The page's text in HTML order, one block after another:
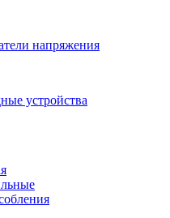
напряжения
устройства